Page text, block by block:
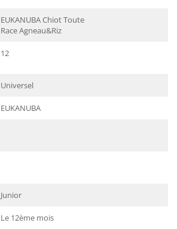
EUKANUBA Chiot Toute
Race Agneau&Riz
12
Universel
EUKANUBA
Junior
Le 12ème mois